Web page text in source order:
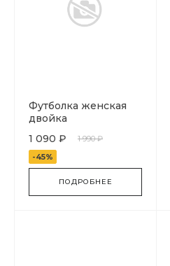
Футболка женская
двойка
1 090 ₽
1 990 ₽
-45%
ПОДРОБНЕЕ